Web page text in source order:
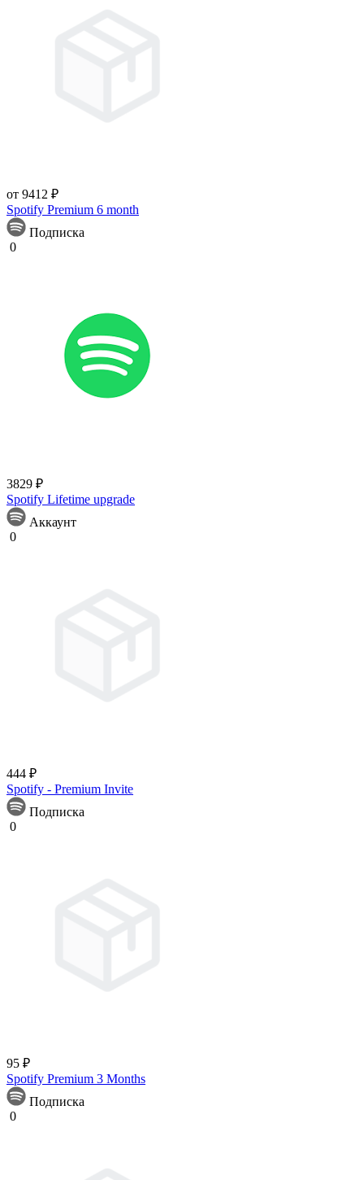
от 9412 ₽
Spotify Premium 6 month
Подписка
0
3829 ₽
Spotify Lifetime upgrade
Аккаунт
0
444 ₽
Spotify - Premium Invite
Подписка
0
95 ₽
Spotify Premium 3 Months
Подписка
0